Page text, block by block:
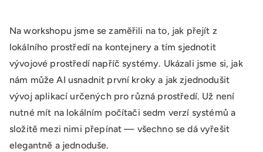
Na workshopu jsme se zaměřili na to, jak přejít z
lokálního prostředí na kontejnery a tím sjednotit
vývojové prostředí napříč systémy. Ukázali jsme si, jak
nám může AI usnadnit první kroky a jak zjednodušit
vývoj aplikací určených pro různá prostředí. Už není
nutné mít na lokálním počítači sedm verzí systémů a
složitě mezi nimi přepínat — všechno se dá vyřešit
elegantně a jednoduše.